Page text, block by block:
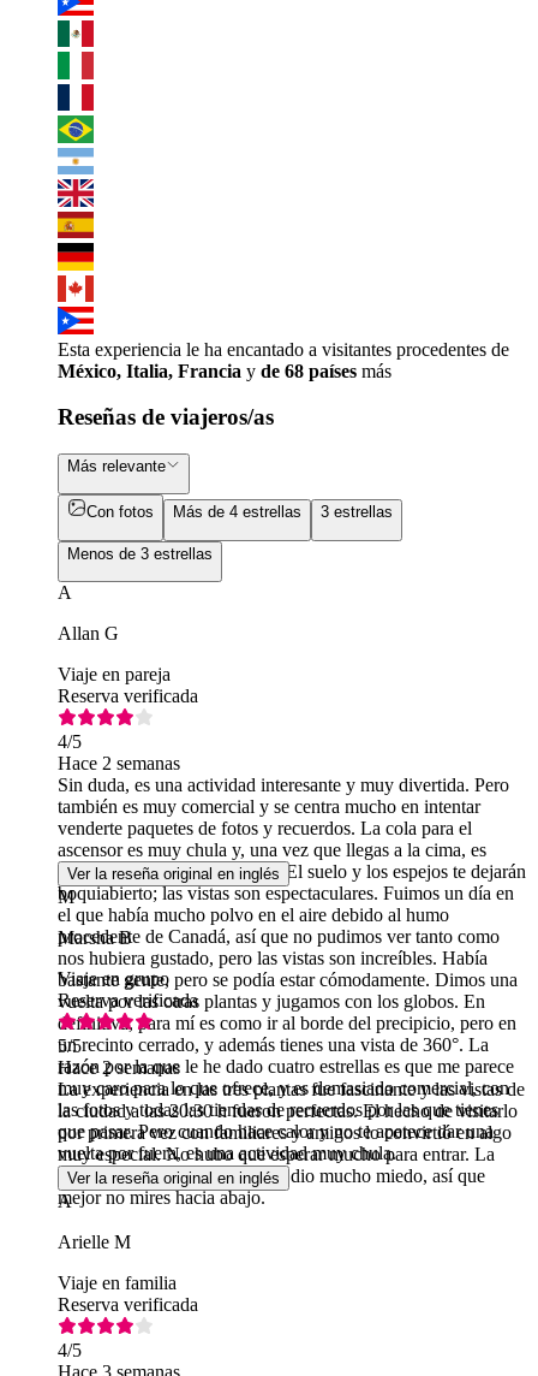
Esta experiencia le ha encantado a visitantes procedentes de
México, Italia, Francia y de 68 países más
Reseñas de viajeros/as
Más relevante
Con fotos Más de 4 estrellas 3 estrellas
Menos de 3 estrellas
A
Allan G
Viaje en pareja
Reserva verificada
4/5
Hace 2 semanas
Sin duda, es una actividad interesante y muy divertida. Pero
también es muy comercial y se centra mucho en intentar
venderte paquetes de fotos y recuerdos. La cola para el
ascensor es muy chula y, una vez que llegas a la cima, es
absolutamente impresionante. El suelo y los espejos te dejarán
boquiabierto; las vistas son espectaculares. Fuimos un día en
el que había mucho polvo en el aire debido al humo
procedente de Canadá, así que no pudimos ver tanto como
nos hubiera gustado, pero las vistas son increíbles. Había
bastante gente, pero se podía estar cómodamente. Dimos una
vuelta por las otras plantas y jugamos con los globos. En
definitiva, para mí es como ir al borde del precipicio, pero en
un recinto cerrado, y además tienes una vista de 360°. La
razón por la que le he dado cuatro estrellas es que me parece
muy caro para lo que ofrece, y es demasiado comercial, con
las fotos y todas las tiendas de recuerdos por las que tienes
que pasar. Pero cuando hace calor y no te apetece dar una
vuelta por fuera, es una actividad muy chula.
Ver la reseña original en inglés
M
Marsha B
Viaje en grupo
Reserva verificada
5/5
Hace 2 semanas
La experiencia en las tres plantas fue fascinante y las vistas de
la ciudad a las 20:30 h fueron perfectas. El hecho de visitarlo
por primera vez con familiares y amigos lo convirtió en algo
muy especial. No hubo que esperar mucho para entrar. La
sesión de fotos en el borde me dio mucho miedo, así que
mejor no mires hacia abajo.
Ver la reseña original en inglés
A
Arielle M
Viaje en familia
Reserva verificada
4/5